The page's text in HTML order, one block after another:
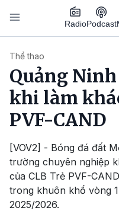
Nhảy đến nội dung
RadioPodcast
Thể thao
Quảng
khi làm
PVF-CAND
[VOV2] - Bóng đá đất
trường chuyên nghiệp
của CLB Trẻ PVF-
trong khuôn khổ vòng
2025/2026.